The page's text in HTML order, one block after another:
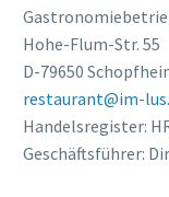
Hohe-Flum-Str. 55
D-79650
restaurant@im-
Handelsregister:
Geschäftsführer: